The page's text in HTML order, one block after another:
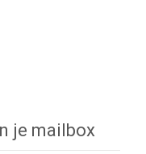
je mailbox